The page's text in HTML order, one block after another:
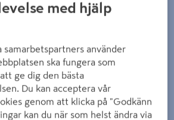
med hjälp
samarbetspartners använder
ska fungera som
ge dig den bästa
Du kan acceptera vår
genom att klicka på "Godkänn
kan du när som helst ändra via